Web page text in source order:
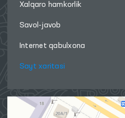
Xalqaro hamkorlik
Savol-javob
Internet qabulxona
Sayt xaritasi